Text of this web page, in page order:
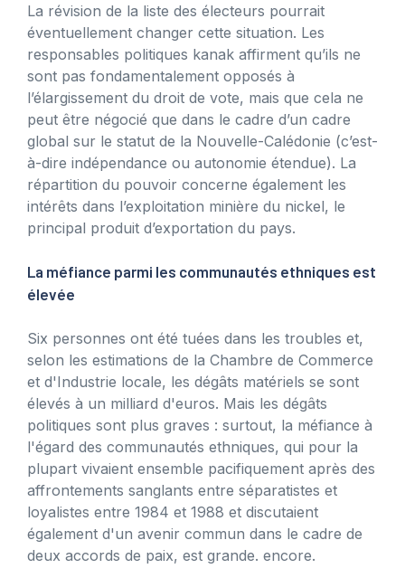
La révision de la liste des électeurs pourrait
éventuellement changer cette situation. Les
responsables politiques kanak affirment qu’ils ne
sont pas fondamentalement opposés à
l’élargissement du droit de vote, mais que cela ne
peut être négocié que dans le cadre d’un cadre
global sur le statut de la Nouvelle-Calédonie (c’est-
à-dire indépendance ou autonomie étendue). La
répartition du pouvoir concerne également les
intérêts dans l’exploitation minière du nickel, le
principal produit d’exportation du pays.
La méfiance parmi les communautés ethniques est
élevée
Six personnes ont été tuées dans les troubles et,
selon les estimations de la Chambre de Commerce
et d'Industrie locale, les dégâts matériels se sont
élevés à un milliard d'euros. Mais les dégâts
politiques sont plus graves : surtout, la méfiance à
l'égard des communautés ethniques, qui pour la
plupart vivaient ensemble pacifiquement après des
affrontements sanglants entre séparatistes et
loyalistes entre 1984 et 1988 et discutaient
également d'un avenir commun dans le cadre de
deux accords de paix, est grande. encore.